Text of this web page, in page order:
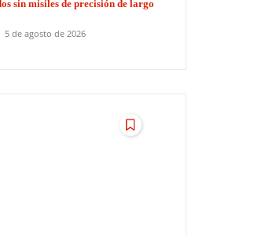
sin misiles de precisión de largo
5 de agosto de 2026